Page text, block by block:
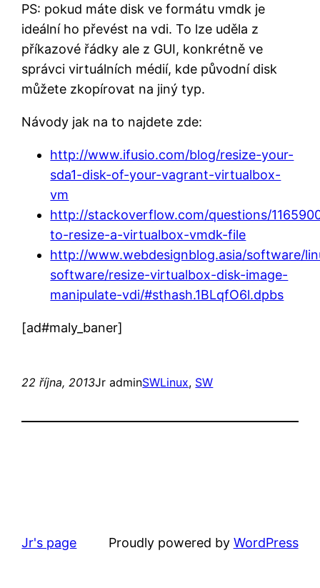
PS: pokud máte disk ve formátu vmdk je
ideální ho převést na vdi. To lze uděla z
příkazové řádky ale z GUI, konkrétně ve
správci virtuálních médií, kde původní disk
můžete zkopírovat na jiný typ.
Návody jak na to najdete zde:
http://www.ifusio.com/blog/resize-your-
sda1-disk-of-your-vagrant-virtualbox-
vm
http://stackoverflow.com/questions/
to-resize-a-virtualbox-vmdk-file
http://www.webdesignblog.asia/software/
software/resize-virtualbox-disk-image-
manipulate-vdi/#sthash.1BLqfO6l.dpbs
[ad#maly_baner]
22 října, 2013Jr adminSWLinux, SW
Jr's page Proudly powered by WordPress